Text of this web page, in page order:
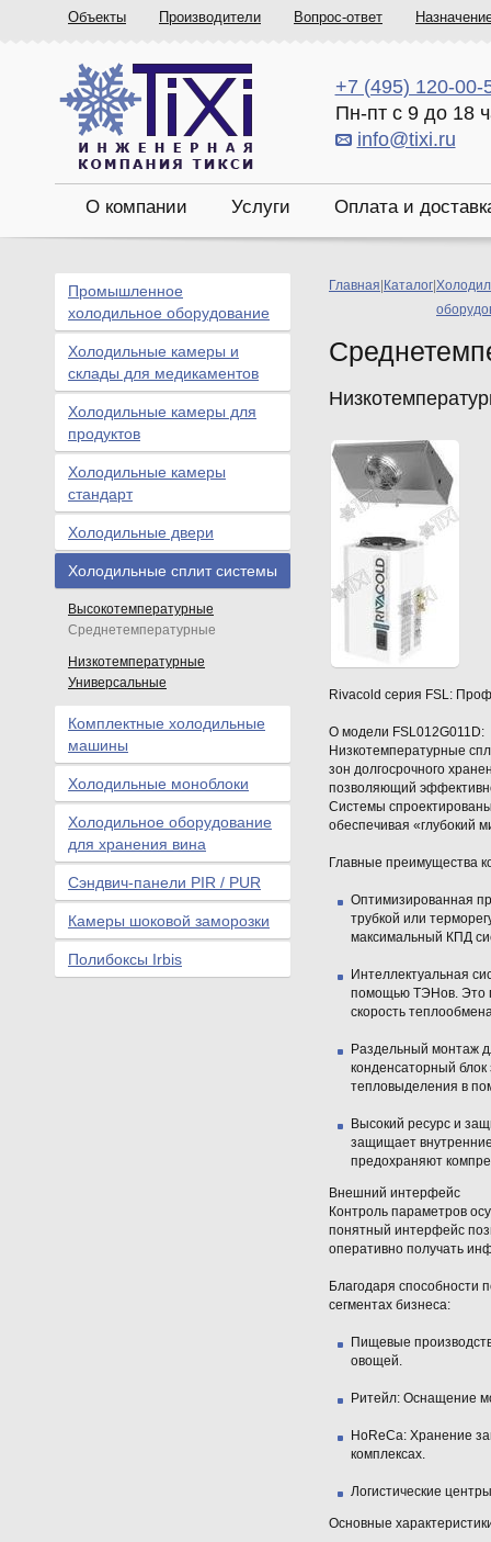
Объекты Производители Вопрос-ответ
+7 (495) 120-00-
Пн-пт с 9 до 18
info@tixi.ru
О компании Услуги Оплата и
Главная Каталог
Rivacold серия FSL:
О модели FSL012G011D:
Низкотемпературные
зон долгосрочного
позволяющий
Системы
обеспечивая «глубокий
Главные преимущества
Оптимизированная
трубкой или
максимальный КПД
Интеллектуальная
помощью ТЭНов. Это
скорость
Раздельный монтаж
конденсаторный
тепловыделения в
Высокий ресурс и
защищает
предохраняют
Внешний интерфейс
Контроль параметров
понятный интерфейс
оперативно получать
Благодаря способности
сегментах бизнеса:
Пищевые
овощей.
Ритейл: Оснащение
HoReCa: Хранение
комплексах.
Логистические
Основные
Промышленное
холодильное оборудование
Холодильные камеры и
склады для медикаментов
Холодильные камеры для
продуктов
Холодильные камеры
стандарт
Холодильные двери
Холодильные сплит системы
Высокотемпературные
Среднетемпературные
Низкотемпературные
Универсальные
Комплектные холодильные
машины
Холодильные моноблоки
Холодильное оборудование
для хранения вина
Сэндвич-панели PIR / PUR
Камеры шоковой заморозки
Полибоксы Irbis